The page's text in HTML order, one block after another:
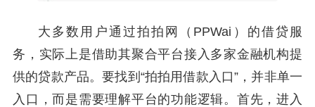
大多数用户通过拍拍网（PPWai）的借贷服
务，实际上是借助其聚合平台接入多家金融机构提
供的贷款产品。要找到“拍拍用借款入口”，并非单一
入口，而是需要理解平台的功能逻辑。首先，进入